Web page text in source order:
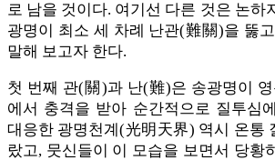
로 남을 것이다. 여기선 다른 것은 논하
광명이 최소 세 차례 난관(難關)을 뚫
말해 보고자 한다.
첫 번째 관(關)과 난(難)은 송광명이
에서 충격을 받아 순간적으로 질투심
대응한 광명천계(光明天界) 역시 온통
랐고, 뭇신들이 이 모습을 보면서 당황